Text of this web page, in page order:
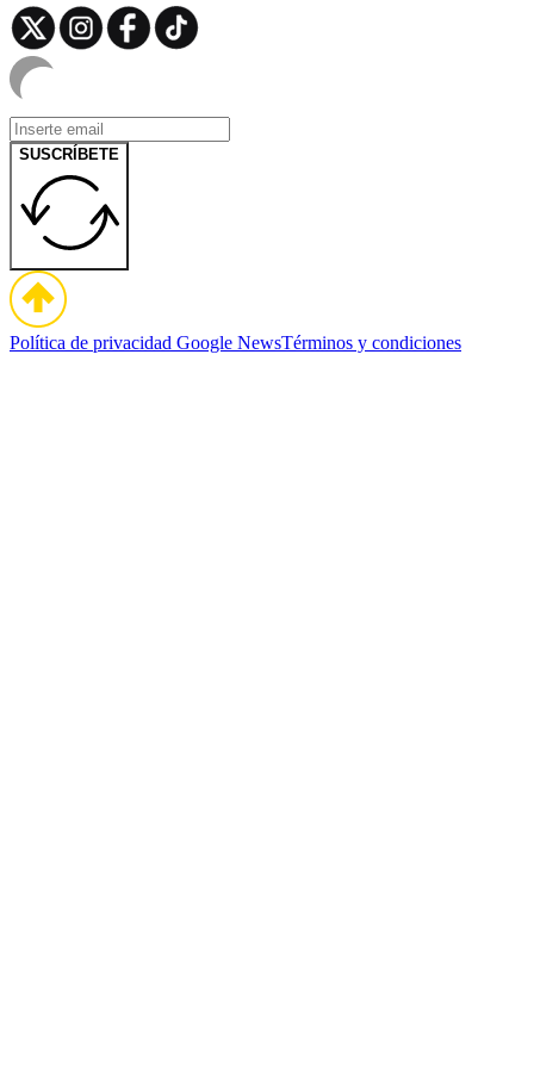
SUSCRÍBETE
Política de privacidad Google NewsTérminos y condiciones